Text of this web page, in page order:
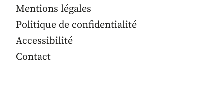
Mentions légales
Politique de confidentialité
Accessibilité
Contact